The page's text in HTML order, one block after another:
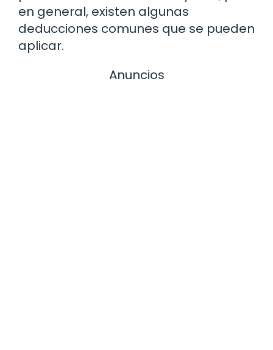
en general, existen algunas
deducciones comunes que se pueden
aplicar.
Anuncios